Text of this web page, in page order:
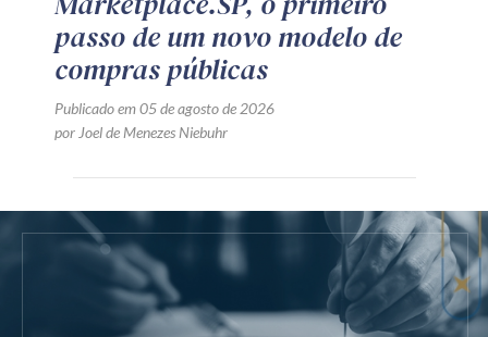
passo de um novo modelo de
compras públicas
Publicado em 05 de agosto de 2026
por Joel de Menezes Niebuhr